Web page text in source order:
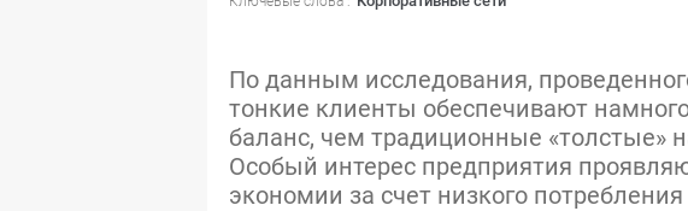
По данным исследования,
тонкие клиенты обеспечивают
баланс, чем традиционные «толстые»
Особый интерес предприятия
экономии за счет низкого потребления